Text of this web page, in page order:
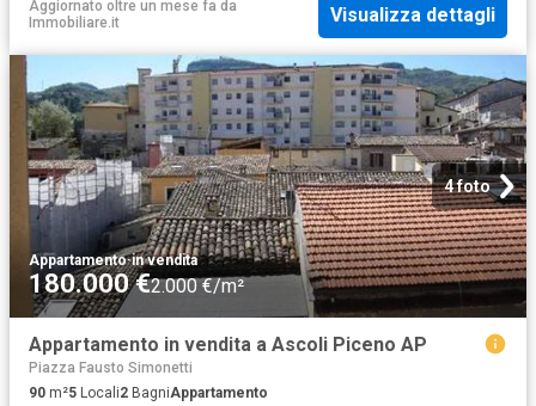
Aggiornato oltre un mese fa da
Immobiliare.it
Visualizza dettagli
4 foto
Appartamento·in vendita
180.000 €2.000 €/m²
Appartamento in vendita a Ascoli Piceno AP
Piazza Fausto Simonetti
90 m²5 Locali2 BagniAppartamento